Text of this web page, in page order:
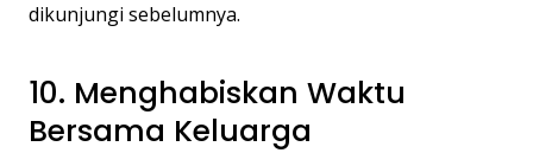
dikunjungi sebelumnya.
10. Menghabiskan Waktu
Bersama Keluarga